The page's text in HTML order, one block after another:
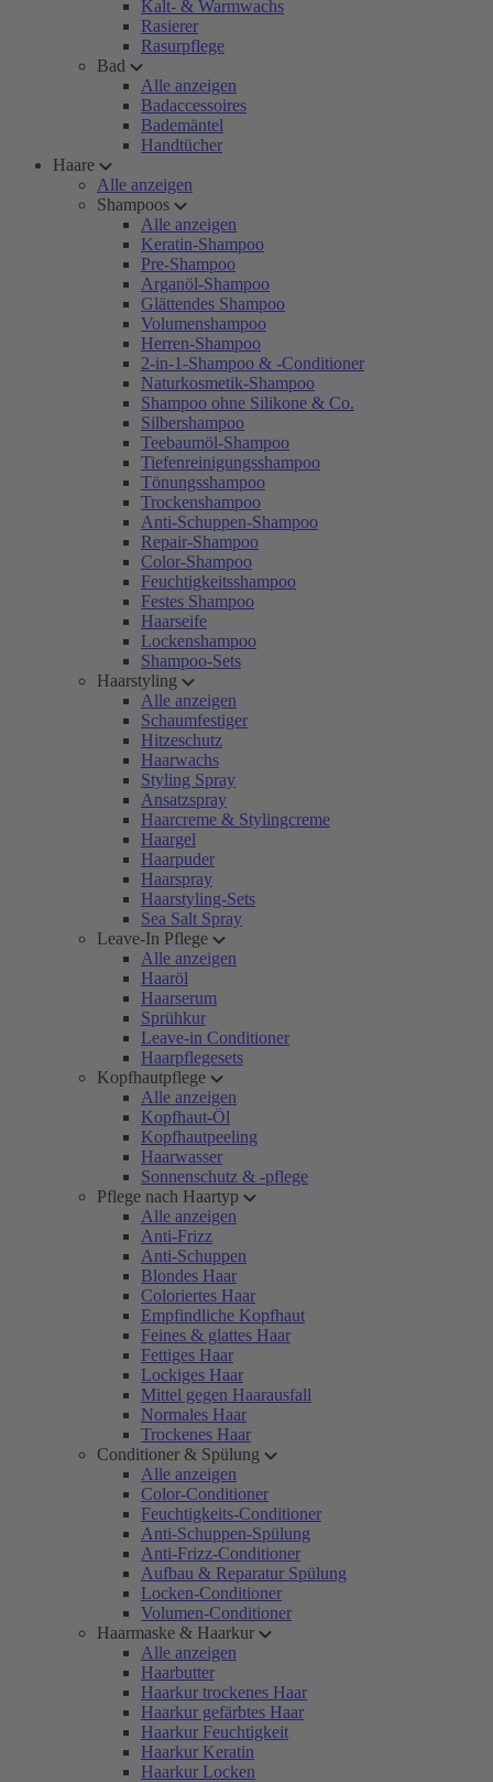
Kalt- & Warmwachs
Rasierer
Rasurpflege
Bad
Alle anzeigen
Badaccessoires
Bademäntel
Handtücher
Haare
Alle anzeigen
Shampoos
Alle anzeigen
Keratin-Shampoo
Pre-Shampoo
Arganöl-Shampoo
Glättendes Shampoo
Volumenshampoo
Herren-Shampoo
2-in-1-Shampoo & -Conditioner
Naturkosmetik-Shampoo
Shampoo ohne Silikone & Co.
Silbershampoo
Teebaumöl-Shampoo
Tiefenreinigungsshampoo
Tönungsshampoo
Trockenshampoo
Anti-Schuppen-Shampoo
Repair-Shampoo
Color-Shampoo
Feuchtigkeitsshampoo
Festes Shampoo
Haarseife
Lockenshampoo
Shampoo-Sets
Haarstyling
Alle anzeigen
Schaumfestiger
Hitzeschutz
Haarwachs
Styling Spray
Ansatzspray
Haarcreme & Stylingcreme
Haargel
Haarpuder
Haarspray
Haarstyling-Sets
Sea Salt Spray
Leave-In Pflege
Alle anzeigen
Haaröl
Haarserum
Sprühkur
Leave-in Conditioner
Haarpflegesets
Kopfhautpflege
Alle anzeigen
Kopfhaut-Öl
Kopfhautpeeling
Haarwasser
Sonnenschutz & -pflege
Pflege nach Haartyp
Alle anzeigen
Anti-Frizz
Anti-Schuppen
Blondes Haar
Coloriertes Haar
Empfindliche Kopfhaut
Feines & glattes Haar
Fettiges Haar
Lockiges Haar
Mittel gegen Haarausfall
Normales Haar
Trockenes Haar
Conditioner & Spülung
Alle anzeigen
Color-Conditioner
Feuchtigkeits-Conditioner
Anti-Schuppen-Spülung
Anti-Frizz-Conditioner
Aufbau & Reparatur Spülung
Locken-Conditioner
Volumen-Conditioner
Haarmaske & Haarkur
Alle anzeigen
Haarbutter
Haarkur trockenes Haar
Haarkur gefärbtes Haar
Haarkur Feuchtigkeit
Haarkur Keratin
Haarkur Locken